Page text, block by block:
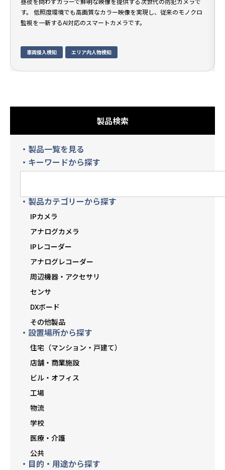
す。 低照度環境でも高画質なカラー映像を実現し、従来のモノクロ
監視を一新するAI対応のスマートカメラです。
車両侵入検知 エリア内人物検知
製品検索
・製品一覧を見る
・キーワードから探す
・製品カテゴリーから探す
IPカメラ
アナログカメラ
IPレコーダー
アナログレコーダー
周辺機器・アクセサリ
センサ
DXボード
その他製品
・設置場所から探す
住宅（マンション・戸建て）
店舗・商業施設
ビル・オフィス
工場
物流
学校
医療・介護
公共
・目的・用途から探す